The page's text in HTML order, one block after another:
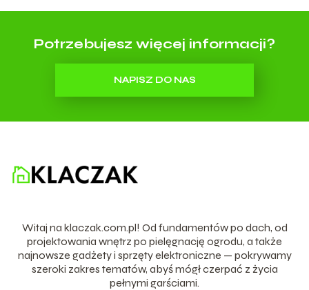
Potrzebujesz więcej informacji?
NAPISZ DO NAS
Witaj na klaczak.com.pl! Od fundamentów po dach, od
projektowania wnętrz po pielęgnację ogrodu, a także
najnowsze gadżety i sprzęty elektroniczne — pokrywamy
szeroki zakres tematów, abyś mógł czerpać z życia
pełnymi garściami.